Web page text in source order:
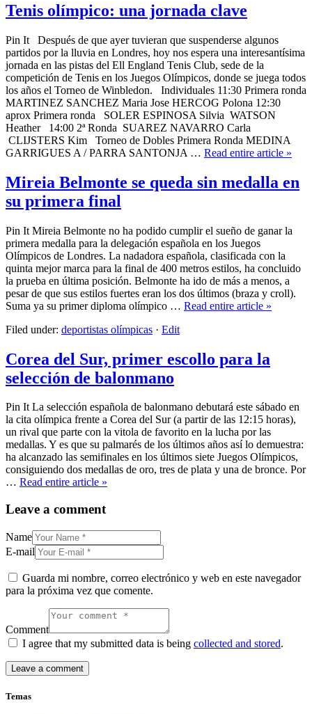
Tenis olímpico: una jornada clave
Pin It Después de que ayer tuvieran que suspenderse algunos
partidos por la lluvia en Londres, hoy nos espera una interesantísima
jornada en las pistas del Ell England Tenis Club, sede de la
competición de Tenis en los Juegos Olímpicos, donde se juega todos
los años el Torneo de Winbledon. Individuales 11:30 Primera ronda
MARTINEZ SANCHEZ Maria Jose HERCOG Polona 12:30
aprox Primera ronda SOLER ESPINOSA Silvia WATSON
Heather 14:00 2ª Ronda SUAREZ NAVARRO Carla
CLIJSTERS Kim Torneo de Dobles Primera Ronda MEDINA
GARRIGUES A / PARRA SANTONJA … Read entire article »
Mireia Belmonte se queda sin medalla en
su primera final
Pin It Mireia Belmonte no ha podido cumplir el sueño de ganar la
primera medalla para la delegación española en los Juegos
Olímpicos de Londres. La nadadora española, clasificada con la
quinta mejor marca para la final de 400 metros estilos, ha concluido
la prueba en última posición. Belmonte ha ido de más a menos, a
pesar de que sus estilos fuertes eran los dos últimos (braza y croll).
Suma ya su primer diploma olímpico … Read entire article »
Filed under: deportistas olímpicas · Edit
Corea del Sur, primer escollo para la
selección de balonmano
Pin It La selección española de balonmano debutará este sábado en
la cita olímpica frente a Corea del Sur (a partir de las 12:15 horas),
un rival que parte con la vitola de favorito en la lucha por las
medallas. Y es que su palmarés de los últimos años así lo demuestra:
ha alcanzado las semifinales en los últimos siete Juegos Olímpicos,
consiguiendo dos medallas de oro, tres de plata y una de bronce. Por
… Read entire article »
Leave a comment
Name
E-mail
Guarda mi nombre, correo electrónico y web en este navegador
para la próxima vez que comente.
Comment
I agree that my submitted data is being collected and stored.
Temas